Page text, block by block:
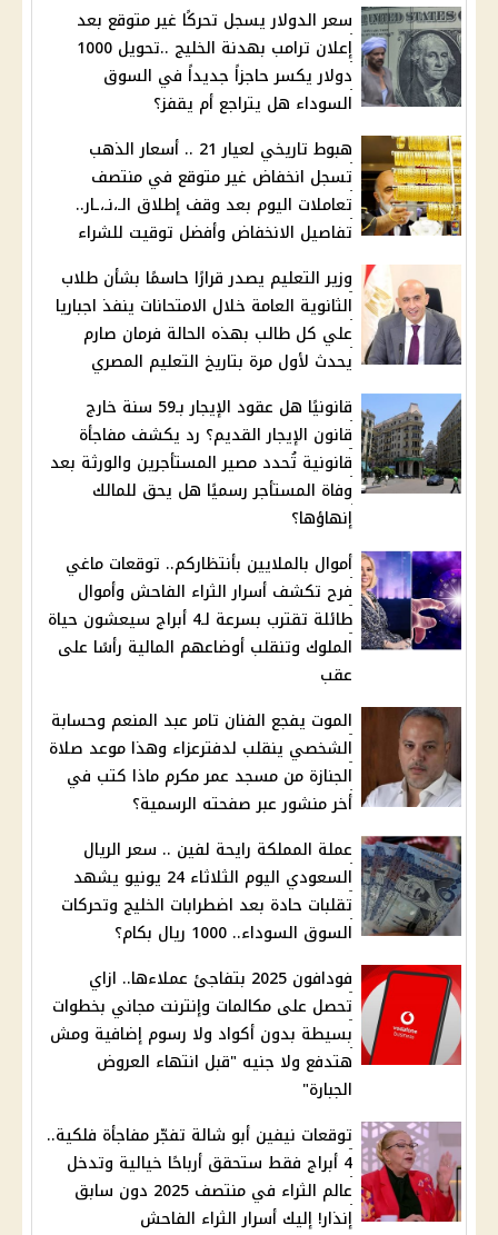
سعر الدولار يسجل تحركًا غير متوقع بعد
إعلان ترامب بهدنة الخليج ..تحويل 1000
دولار يكسر حاجزاً جديداً في السوق
السوداء هل يتراجع أم يقفز؟
هبوط تاريخي لعيار 21 .. أسعار الذهب
تسجل انخفاض غير متوقع في منتصف
تعاملات اليوم بعد وقف إطلاق الـ،نـ،ـار..
تفاصيل الانخفاض وأفضل توقيت للشراء
وزير التعليم يصدر قرارًا حاسمًا بشأن طلاب
الثانوية العامة خلال الامتحانات ينفذ اجباريا
علي كل طالب بهذه الحالة فرمان صارم
يحدث لأول مرة بتاريخ التعليم المصري
قانونيًا هل عقود الإيجار بـ59 سنة خارج
قانون الإيجار القديم؟ رد يكشف مفاجأة
قانونية تُحدد مصير المستأجرين والورثة بعد
وفاة المستأجر رسميًا هل يحق للمالك
إنهاؤها؟
أموال بالملايين بأنتظاركم.. توقعات ماغي
فرح تكشف أسرار الثراء الفاحش وأموال
طائلة تقترب بسرعة لـ4 أبراج سيعشون حياة
الملوك وتنقلب أوضاعهم المالية رأسًا على
عقب
الموت يفجع الفنان تامر عبد المنعم وحسابة
الشخصي ينقلب لدفترعزاء وهذا موعد صلاة
الجنازة من مسجد عمر مكرم ماذا كتب في
أخر منشور عبر صفحته الرسمية؟
عملة المملكة رايحة لفين .. سعر الريال
السعودي اليوم الثلاثاء 24 يونيو يشهد
تقلبات حادة بعد اضطرابات الخليج وتحركات
السوق السوداء.. 1000 ريال بكام؟
فودافون 2025 بتفاجئ عملاءها.. ازاي
تحصل على مكالمات وإنترنت مجاني بخطوات
بسيطة بدون أكواد ولا رسوم إضافية ومش
هتدفع ولا جنيه "قبل انتهاء العروض
الجبارة"
توقعات نيفين أبو شالة تفجّر مفاجأة فلكية..
4 أبراج فقط ستحقق أرباحًا خيالية وتدخل
عالم الثراء في منتصف 2025 دون سابق
إنذار! إليك أسرار الثراء الفاحش